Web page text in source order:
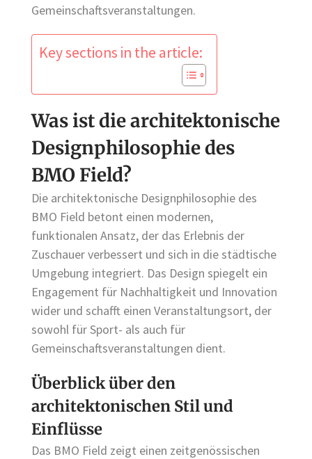
Gemeinschaftsveranstaltungen.
Key sections in the article:
Was ist die architektonische
Designphilosophie des
BMO Field?
Die architektonische Designphilosophie des
BMO Field betont einen modernen,
funktionalen Ansatz, der das Erlebnis der
Zuschauer verbessert und sich in die städtische
Umgebung integriert. Das Design spiegelt ein
Engagement für Nachhaltigkeit und Innovation
wider und schafft einen Veranstaltungsort, der
sowohl für Sport- als auch für
Gemeinschaftsveranstaltungen dient.
Überblick über den
architektonischen Stil und
Einflüsse
Das BMO Field zeigt einen zeitgenössischen